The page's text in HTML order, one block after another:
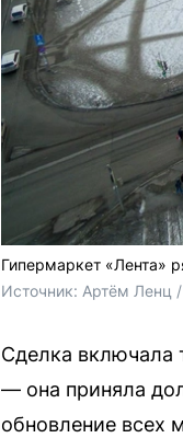
Гипермаркет «Лента»
Источник: Артём Ленц /
Сделка включала
— она приняла
обновление всех